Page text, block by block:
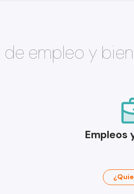
empleo y
Empleos